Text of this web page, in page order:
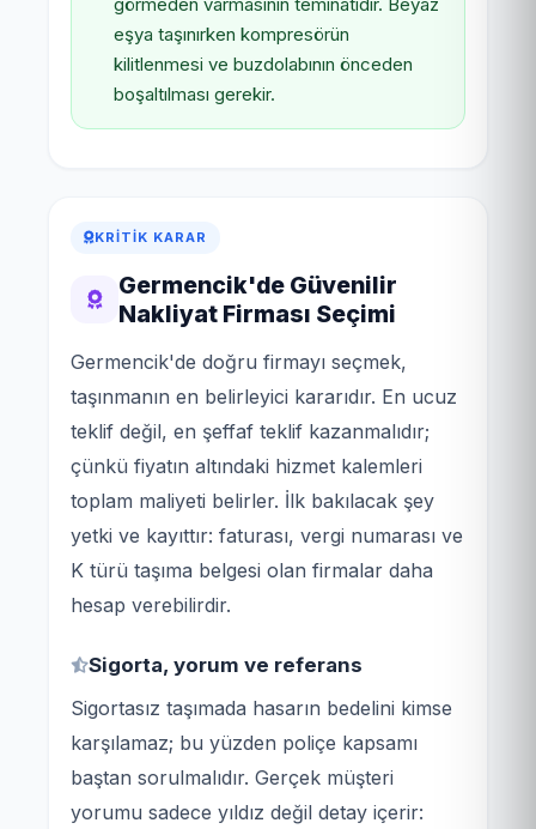
görmeden varmasının teminatıdır. Beyaz
eşya taşınırken kompresörün
kilitlenmesi ve buzdolabının önceden
boşaltılması gerekir.
KRITIK KARAR
Germencik'de Güvenilir
Nakliyat Firması Seçimi
Germencik'de doğru firmayı seçmek,
taşınmanın en belirleyici kararıdır. En ucuz
teklif değil, en şeffaf teklif kazanmalıdır;
çünkü fiyatın altındaki hizmet kalemleri
toplam maliyeti belirler. İlk bakılacak şey
yetki ve kayıttır: faturası, vergi numarası ve
K türü taşıma belgesi olan firmalar daha
hesap verebilirdir.
Sigorta, yorum ve referans
Sigortasız taşımada hasarın bedelini kimse
karşılamaz; bu yüzden poliçe kapsamı
baştan sorulmalıdır. Gerçek müşteri
yorumu sadece yıldız değil detay içerir: